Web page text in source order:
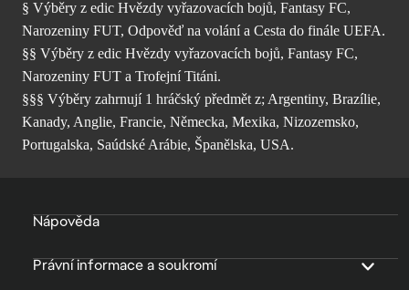
§ Výběry z edic Hvězdy vyřazovacích bojů, Fantasy FC,
Narozeniny FUT, Odpověď na volání a Cesta do finále UEFA.
§§ Výběry z edic Hvězdy vyřazovacích bojů, Fantasy FC,
Narozeniny FUT a Trofejní Titáni.
§§§ Výběry zahrnují 1 hráčský předmět z; Argentiny, Brazílie,
Kanady, Anglie, Francie, Německa, Mexika, Nizozemsko,
Portugalska, Saúdské Arábie, Španělska, USA.
Nápověda
Právní informace a soukromí